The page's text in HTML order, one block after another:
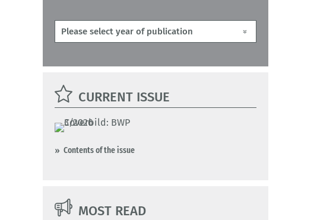
CURRENT ISSUE
Contents of the issue
MOST READ